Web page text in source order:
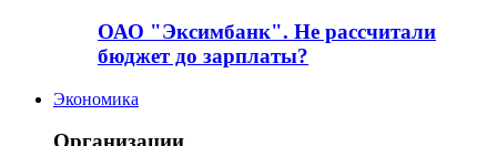
ОАО "Эксимбанк". Не рассчитали
бюджет до зарплаты?
Экономика